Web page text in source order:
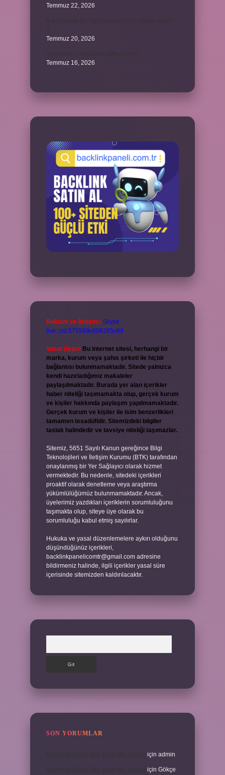
Temmuz 22, 2026
Temmuz 20, 2026
Temmuz 16, 2026
Reklam ve İletişim: Skype:
live:.cid.575569c608265c69
Yasal Uyarı: Bu internet sitesi, herhangi bir
marka, kurum veya şahıs şirketi ile hiçbir
bağlantısı bulunmamaktadır. Sitede yalnızca
kendi hazırladığımız makaleler
paylaşılmaktadır. Burada yer alan içerikler
haber niteliği taşımamakta olup, gerçek kurum
ve kişiler hakkında paylaşım yapılmamaktadır.
Gerçek kurum ve kişiler ile isim benzerlikleri
tamamen tesadüfidir. Sitemizdeki bilgiler
taslak halindedir ve tavsiye niteliği taşımazlar.
Sitemiz, 5651 Sayılı Kanun gereğince Bilgi
Teknolojileri ve İletişim Kurumu (BTK) tarafından
onaylanmış bir Yer Sağlayıcı olarak hizmet
vermektedir. Bu nedenle, sitedeki içerikleri
proaktif olarak denetleme veya araştırma
yükümlülüğümüz bulunmamaktadır. Ancak,
üyelerimiz yazdıkları içeriklerin sorumluluğunu
taşımakta olup, siteye üye olarak bu
sorumluluğu kabul etmiş sayılırlar.
Hukuka ve yasal düzenlemelere aykırı olduğunu
düşündüğünüz içerikleri,
backlinkpanelicomtr@gmail.com adresine
bildirmeniz halinde, ilgili içerikler yasal süre
içerisinde sitemizden kaldırılacaktır.
SON YORUMLAR
için admin
için Gökçe